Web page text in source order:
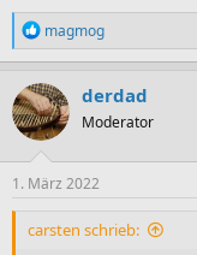
R
e
a
k
t
i
o
n
e
magmog
derdad
Moderator
1. März 2022
carsten schrieb: